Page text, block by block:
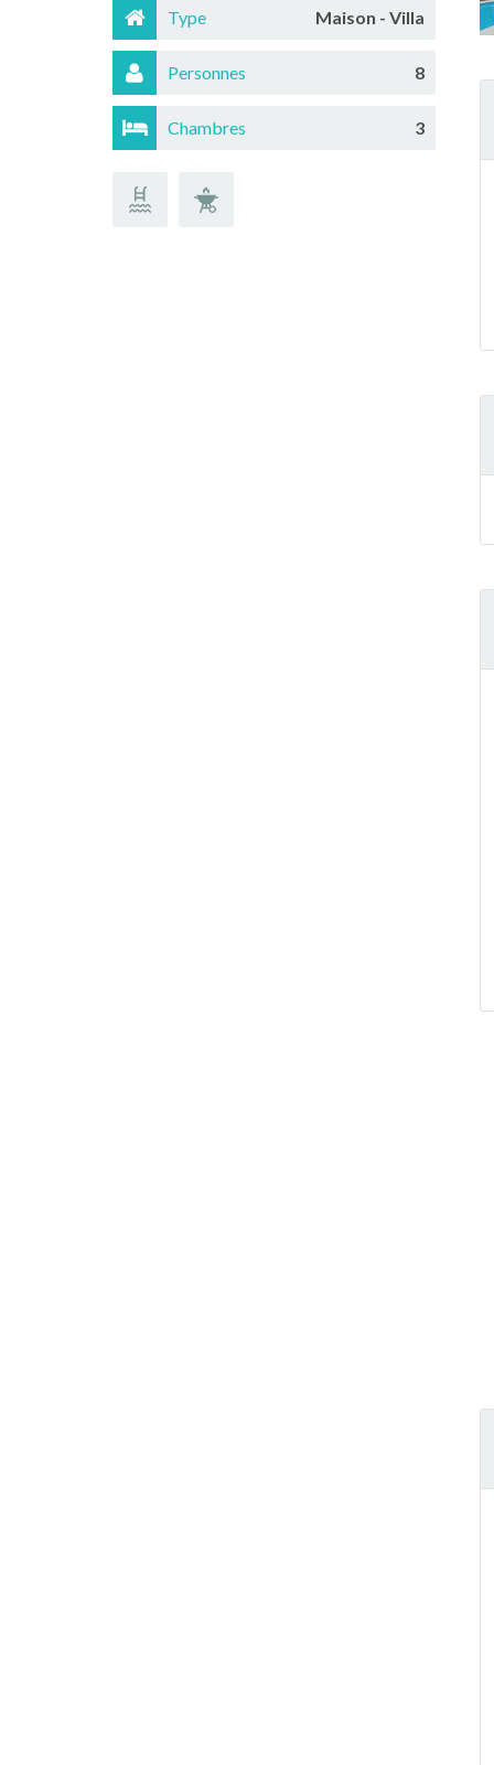
Type Maison - Villa
Personnes 8
Chambres 3